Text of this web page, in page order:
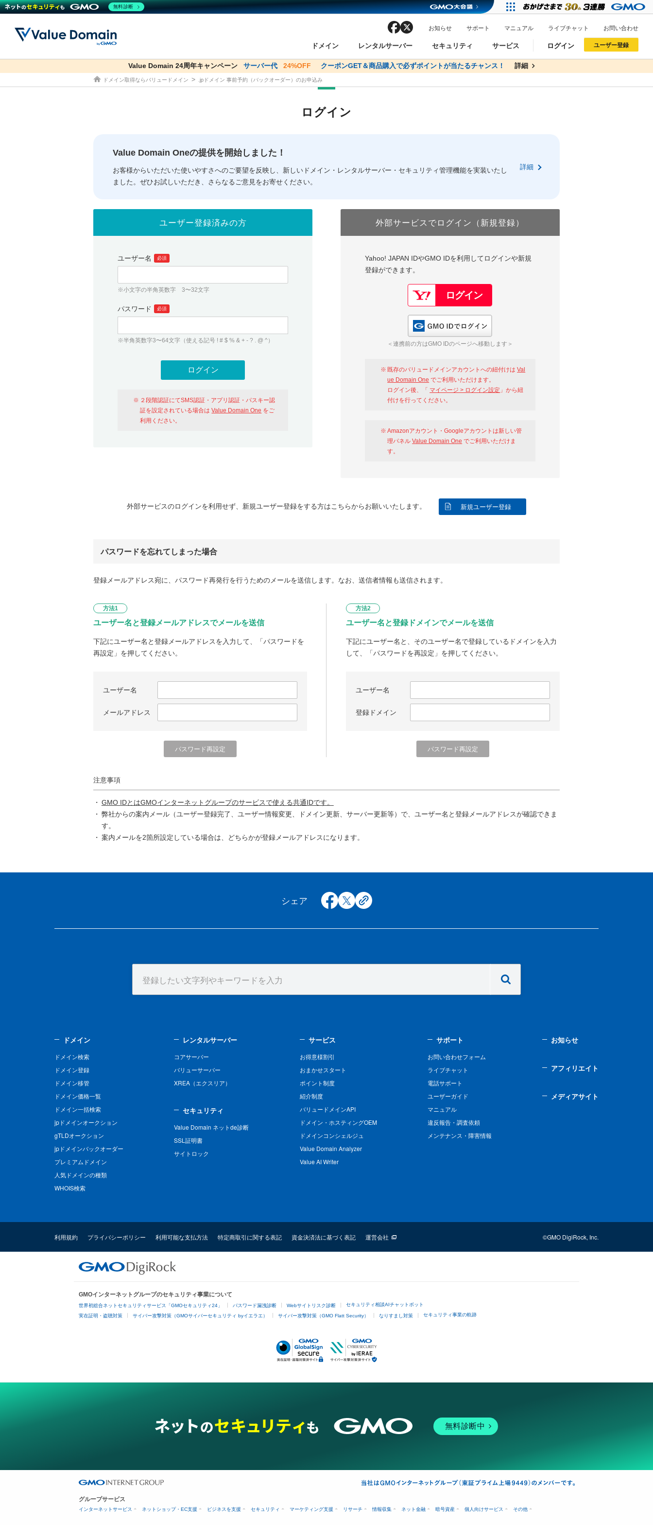
ドメイン
ドメイン ドメイン検索
ドメイン一括検索
人気ドメインの種類 WHOIS検索
レンタルサーバー
レンタルサーバー コアサーバー
セキュリティ
セキュリティ Value Domain ネットde診断
サービス
サービス お得意様割引
バリュードメインAPI
facebook お知らせ サポート マニュアル ライブチャット お問い合わせ
ログイン
従来のバリュードメインをご利用希望の方 おすすめ One レンタルサーバーを含む最新の機能を使う方
以下でもログイン可能
ユーザー登録
従来のバリュードメインをご利用希望の方 おすすめ One レンタルサーバーを含む最新の機能を使う方
以下でも登録可能
Value Domain 24周年キャンペーン サーバー代 24%OFF クーポンGET＆商品購入で必ずポイントが当たるチャンス！ 詳細
co.jpドメイン✕コアサーバーV2ビジネス応援キャンペーン サーバー料金1年間無料 詳細
ドメイン取得ならバリュードメイン .jpドメイン 事前予約（バックオーダー）のお申込み
ログイン
Value Domain Oneの提供を開始しました！
お客様からいただいた使いやすさへのご要望を反映し、新しいドメイン・レンタルサーバー・セキュリティ管理機能を実装いたし
ました。ぜひお試しいただき、さらなるご意見をお寄せください。
詳細
ユーザー登録済みの方
ユーザー名 必須
※小文字の半角英数字 3〜32文字
パスワード 必須
※半角英数字3〜64文字（使える記号 ! # $ % & + - ? . @ ^）
２段階認証にてSMS認証・アプリ認証・パスキー認
証を設定されている場合はValue Domain One をご
利用ください。
外部サービスでログイン（新規登録）
Yahoo! JAPAN IDやGMO IDを利用してログインや新規
登録ができます。
＜連携前の方はGMO IDのページへ移動します＞
既存のバリュードメインアカウントへの紐付けはVal
ue Domain One でご利用いただけます。
ログイン後、「 マイページ > ログイン設定 」から紐
付けを行ってください。
Amazonアカウント・Googleアカウントは新しい管
理パネルValue Domain One でご利用いただけま
す。
外部サービスのログインを利用せず、新規ユーザー登録をする方はこちらからお願いいたします。 新規ユーザー登録
パスワードを忘れてしまった場合
登録メールアドレス宛に、パスワード再発行を行うためのメールを送信します。なお、送信者情報も送信されます。
方法1
ユーザー名と登録メールアドレスでメールを送信
下記にユーザー名と登録メールアドレスを入力して、「パスワードを
再設定」を押してください。
ユーザー名
メールアドレス
方法2
ユーザー名と登録ドメインでメールを送信
下記にユーザー名と、そのユーザー名で登録しているドメインを入力
して、「パスワードを再設定」を押してください。
ユーザー名
登録ドメイン
注意事項
GMO IDとはGMOインターネットグループのサービスで使える共通IDです。
弊社からの案内メール（ユーザー登録完了、ユーザー情報変更、ドメイン更新、サーバー更新等）で、ユーザー名と登録メールアドレスが確認できま
す。
案内メールを2箇所設定している場合は、どちらかが登録メールアドレスになります。
シェア facebook
x copy
ドメイン
ドメイン検索
ドメイン登録
ドメイン移管
ドメイン価格一覧
ドメイン一括検索
jpドメインオークション
gTLDオークション
jpドメインバックオーダー
プレミアムドメイン
人気ドメインの種類
WHOIS検索
レンタルサーバー
コアサーバー
バリューサーバー
XREA（エクスリア）
セキュリティ
Value Domain ネットde診断
SSL証明書
サイトロック
サービス
お得意様割引
おまかせスタート
ポイント制度
紹介制度
バリュードメインAPI
ドメイン・ホスティングOEM
ドメインコンシェルジュ
Value Domain Analyzer
Value AI Writer
サポート
お問い合わせフォーム
ライブチャット
電話サポート
ユーザーガイド
マニュアル
違反報告・調査依頼
メンテナンス・障害情報
お知らせ
アフィリエイト
メディアサイト
利用規約 プライバシーポリシー 利用可能な支払方法 特定商取引に関する表記 資金決済法に基づく表記 運営会社 ©GMO DigiRock, Inc.
GMOインターネットグループのセキュリティ事業について
世界初総合ネットセキュリティサービス「GMOセキュリティ24」 パスワード漏洩診断 Webサイトリスク診断 セキュリティ相談AIチャットボット
実在証明・盗聴対策 サイバー攻撃対策（GMOサイバーセキュリティ byイエラエ） サイバー攻撃対策（GMO Flatt Security） なりすまし対策 セキュリティ事業の軌跡
無料診断中
グループサービス
インターネットサービス ネットショップ・EC支援 ビジネスを支援 セキュリティ マーケティング支援 リサーチ 情報収集 ネット金融 暗号資産 個人向けサービス その他
無料診断